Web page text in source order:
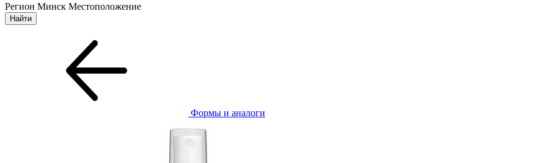
Регион Минск Местоположение
Формы и аналоги